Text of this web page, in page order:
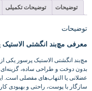
توضیحات
توضیحات تکمیلی
توضیحات
معرفی مچ‌بند انگشتی الاستیک
مچ‌بند انگشتی الاستیک پرسور یکی
بدون دوخت و طراحی ساده،
عضلانی یا التهاب‌های مفصلی است.
سازگار با پوست، راحتی و بهبودی